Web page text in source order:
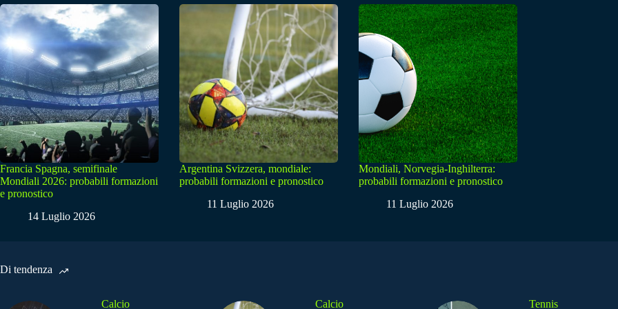
Francia Spagna, semifinale
Mondiali 2026: probabili formazioni
e pronostico
14 Luglio 2026
Argentina Svizzera, mondiale:
probabili formazioni e pronostico
11 Luglio 2026
Mondiali, Norvegia-Inghilterra:
probabili formazioni e pronostico
11 Luglio 2026
Di tendenza
Calcio Calcio Tennis